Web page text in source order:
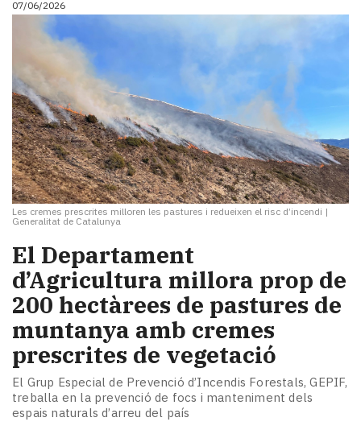
i
turisme
Cultura
Esports
Mai
tant!
TV
i
mitjans
El
temps
Reportatges
Enquestes
A
escena!
Dis
la
Subscriptors
La
newsletter
del
07/06/2026
Les cremes prescrites milloren les pastures i redueixen el risc d’incendi |
Generalitat de Catalunya
El Departament
d’Agricultura millora prop de
200 hectàrees de pastures de
muntanya amb cremes
prescrites de vegetació
El Grup Especial de Prevenció d’Incendis Forestals, GEPIF,
treballa en la prevenció de focs i manteniment dels
espais naturals d’arreu del país